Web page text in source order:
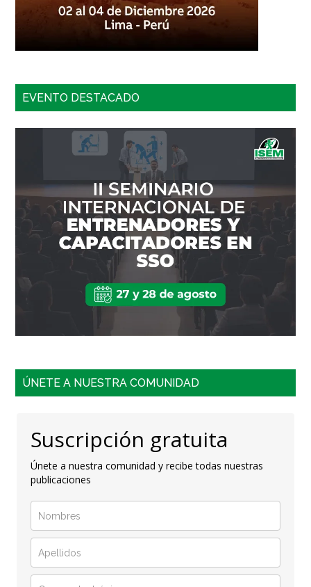
EVENTO DESTACADO
ÚNETE A NUESTRA COMUNIDAD
Suscripción gratuita
Únete a nuestra comunidad y recibe todas nuestras
publicaciones